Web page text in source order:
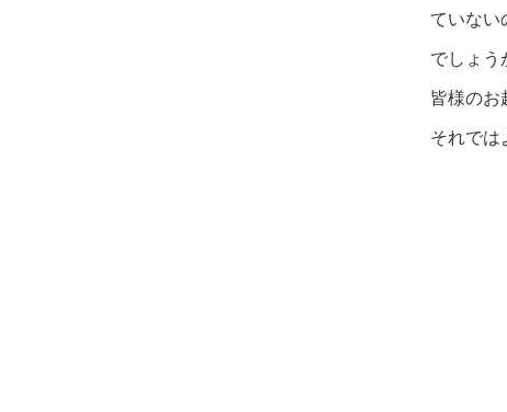
ていない
でしょう
皆様のお
それでは